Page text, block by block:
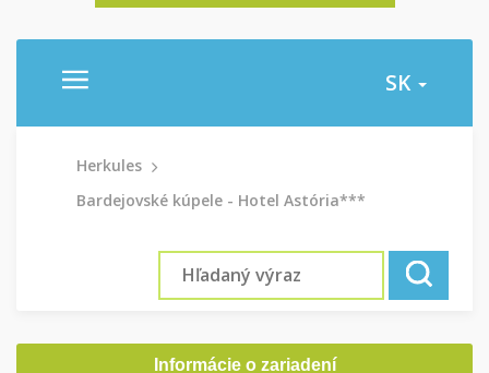
SK
Herkules
Bardejovské kúpele - Hotel Astória***
Informácie o zariadení